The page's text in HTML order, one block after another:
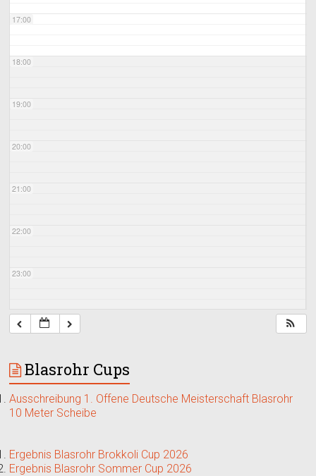
17:00
18:00
19:00
20:00
21:00
22:00
23:00
Blasrohr Cups
Ausschreibung 1. Offene Deutsche Meisterschaft Blasrohr
10 Meter Scheibe
Ergebnis Blasrohr Brokkoli Cup 2026
Ergebnis Blasrohr Sommer Cup 2026